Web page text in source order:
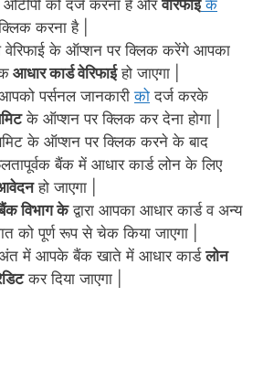
को दर्ज करना है औरवेरिफाईके
करना है |
के ऑप्शन पर क्लिक करेंगे आपका
आधार कार्ड वेरिफाईहो जाएगा |
पर्सनल जानकारीको दर्ज करके
के ऑप्शन पर क्लिक कर देना होगा |
के ऑप्शन पर क्लिक करने के बाद
बैंक में आधार कार्ड लोन के लिए
हो जाएगा |
विभाग केद्वारा आपका आधार कार्ड व अन्य
को पूर्ण रूप से चेक किया जाएगा |
में आपके बैंक खाते में आधार कार्डलोन
कर दिया जाएगा |